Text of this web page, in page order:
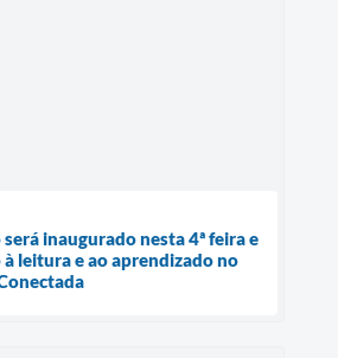
inaugurado nesta 4ª feira e
leitura e ao aprendizado no